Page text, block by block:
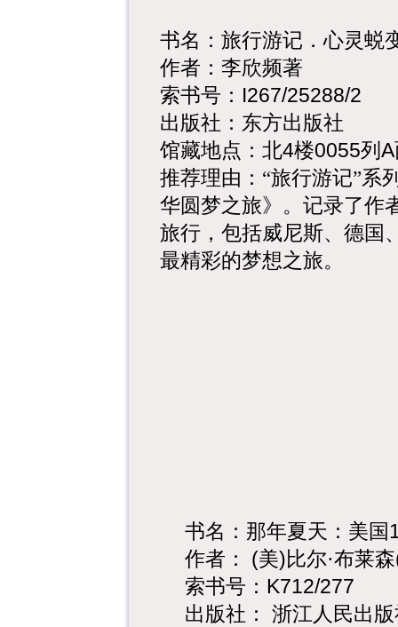
书名：旅行游记．心灵蜕
作者：李欣频著
索书号： I267/25288/2
出版社：东方出版社
馆藏地点：北4楼0055列 A
推荐理由：“旅行游记”系
华圆梦之旅》。记录了作
旅行，包括威尼斯、德国
最精彩的梦想之旅。
书名：那年夏天：美国
作者：
(美)比尔·布莱森
索书号： K712/277
出版社：
浙江人民出